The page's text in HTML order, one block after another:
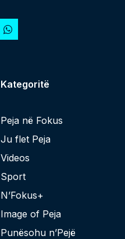
Kategoritë
Peja në Fokus
Ju flet Peja
Videos
Sport
N’Fokus+
Image of Peja
Punësohu n’Pejë